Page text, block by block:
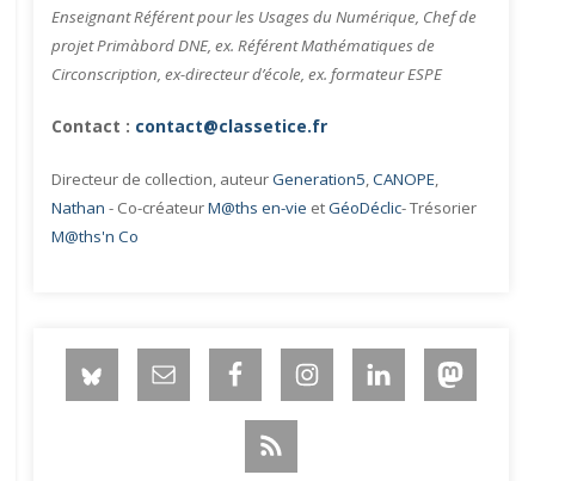
Enseignant Référent pour les Usages du Numérique, Chef de
projet Primàbord DNE, ex. Référent Mathématiques de
Circonscription, ex-directeur d’école, ex. formateur ESPE
Contact : contact@classetice.fr
Directeur de collection, auteurGeneration5,CANOPE,
Nathan - Co-créateurM@ths en-vie etGéoDéclic- Trésorier
M@ths'n Co